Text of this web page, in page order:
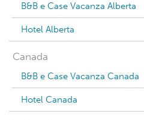
B&B e Case Vacanza Alberta
Hotel Alberta
Canada
B&B e Case Vacanza Canada
Hotel Canada